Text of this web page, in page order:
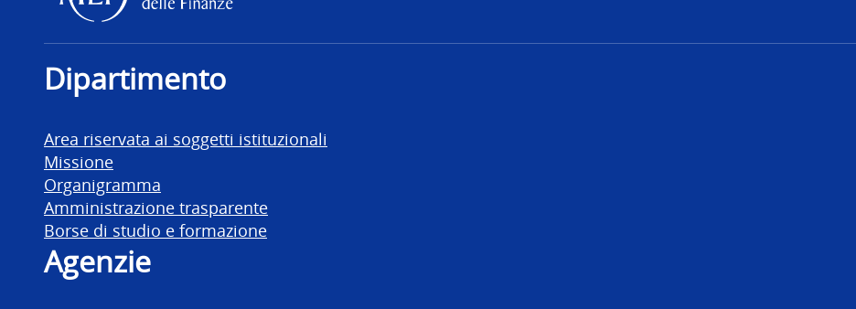
Dipartimento delle Finanze
Dipartimento
Area riservata ai soggetti istituzionali
Missione
Organigramma
Amministrazione trasparente
Borse di studio e formazione
Agenzie